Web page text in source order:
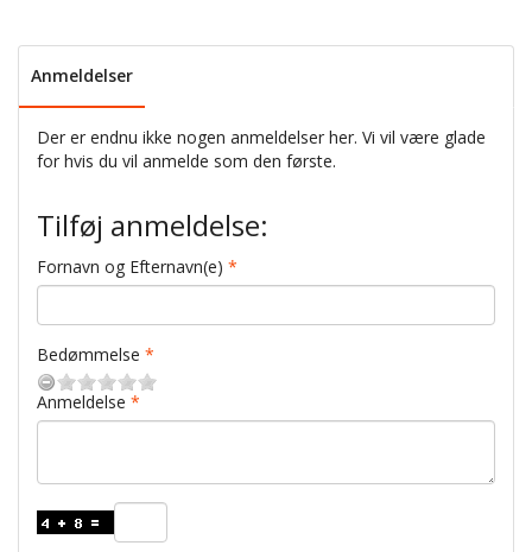
Anmeldelser
Der er endnu ikke nogen anmeldelser her. Vi vil være glade
for hvis du vil anmelde som den første.
Tilføj anmeldelse:
Fornavn og Efternavn(e)
Bedømmelse
Anmeldelse